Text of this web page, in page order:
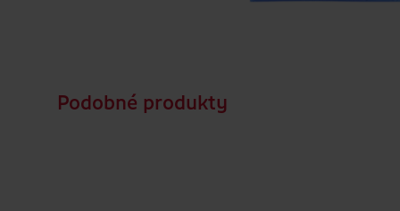
Podobné produkty